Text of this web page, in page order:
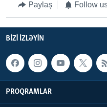
Paylaş Follow
BIZI IZLƏYIN
PROQRAMLAR